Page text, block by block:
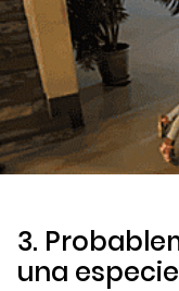
3.
una